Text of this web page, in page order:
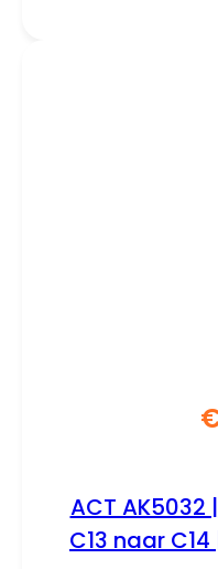
ACT
C13 naar